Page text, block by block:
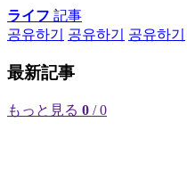
ライフ 記事
공유하기
공유하기 공유하기
最新記事
もっと見る 0 / 0